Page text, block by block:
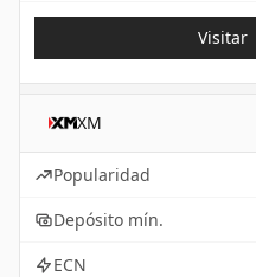
Visitar
XM
Popularidad
Depósito mín.
ECN